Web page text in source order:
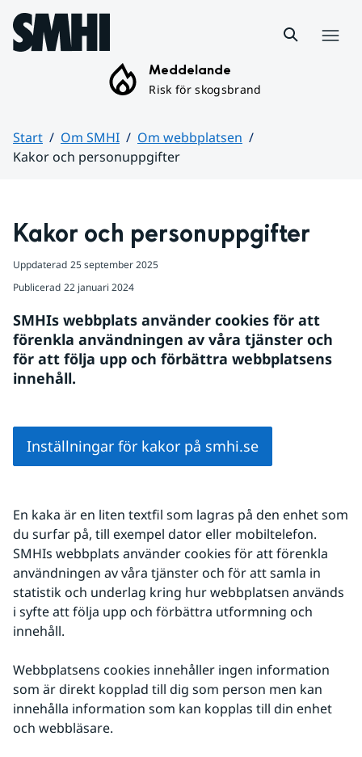
Hoppa till sidans innehåll
Meddelande
Risk för skogsbrand
Start Om SMHI
Om webbplatsen
Kakor och personuppgifter
Kakor och personuppgifter
Uppdaterad 25 september 2025
Publicerad 22 januari 2024
SMHIs webbplats använder cookies för att
förenkla användningen av våra tjänster och
för att följa upp och förbättra webbplatsens
innehåll.
Inställningar för kakor på smhi.se
En kaka är en liten textfil som lagras på den enhet som
du surfar på, till exempel dator eller mobiltelefon.
SMHIs webbplats använder cookies för att förenkla
användningen av våra tjänster och för att samla in
statistik och underlag kring hur webbplatsen används
i syfte att följa upp och förbättra utformning och
innehåll.
Webbplatsens cookies innehåller ingen information
som är direkt kopplad till dig som person men kan
innehålla information som kan kopplas till din enhet
och webbläsare.